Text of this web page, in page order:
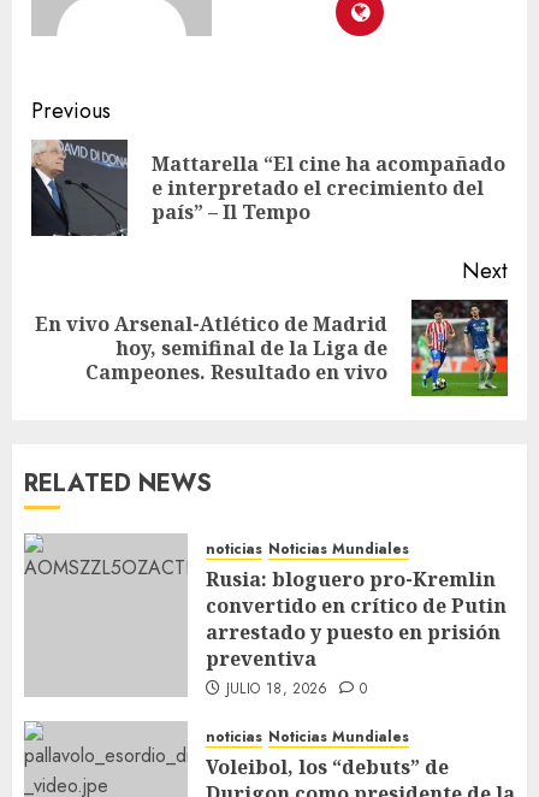
Previous
Mattarella “El cine ha acompañado
e interpretado el crecimiento del
país” – Il Tempo
Next
En vivo Arsenal-Atlético de Madrid
hoy, semifinal de la Liga de
Campeones. Resultado en vivo
RELATED NEWS
noticias Noticias Mundiales
Rusia: bloguero pro-Kremlin
convertido en crítico de Putin
arrestado y puesto en prisión
preventiva
JULIO 18, 2026 0
noticias Noticias Mundiales
Voleibol, los “debuts” de